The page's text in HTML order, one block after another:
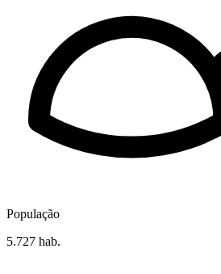
População
5.727 hab.